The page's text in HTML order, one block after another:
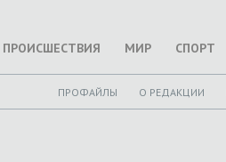
ПРОИСШЕСТВИЯ МИР СПОРТ
ПРОФАЙЛЫ O РЕДАКЦИИ